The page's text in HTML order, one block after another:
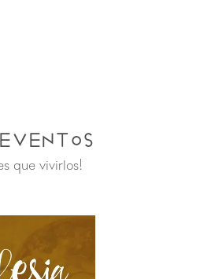
que vivirlos!